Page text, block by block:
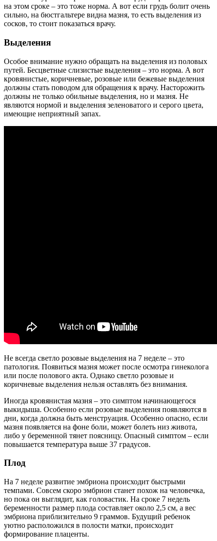
на этом сроке – это тоже норма. А вот если грудь болит очень
сильно, на бюстгальтере видна мазня, то есть выделения из
сосков, то стоит показаться врачу.
Выделения
Особое внимание нужно обращать на выделения из половых
путей. Бесцветные слизистые выделения – это норма. А вот
кровянистые, коричневые, розовые или бежевые выделения
должны стать поводом для обращения к врачу. Насторожить
должны не только обильные выделения, но и мазня. Не
являются нормой и выделения зеленоватого и серого цвета,
имеющие неприятный запах.
Не всегда светло розовые выделения на 7 неделе – это
патология. Появиться мазня может после осмотра гинеколога
или после полового акта. Однако светло розовые и
коричневые выделения нельзя оставлять без внимания.
Иногда кровянистая мазня – это симптом начинающегося
выкидыша. Особенно если розовые выделения появляются в
дни, когда должна быть менструация. Особенно опасно, если
мазня появляется на фоне боли, может болеть низ живота,
либо у беременной тянет поясницу. Опасный симптом – если
повышается температура выше 37 градусов.
Плод
На 7 неделе развитие эмбриона происходит быстрыми
темпами. Совсем скоро эмбрион станет похож на человечка,
но пока он выглядит, как головастик. На сроке 7 недель
беременности размер плода составляет около 2,5 см, а вес
эмбриона приблизительно 9 граммов. Будущий ребенок
уютно расположился в полости матки, происходит
формирование плаценты.